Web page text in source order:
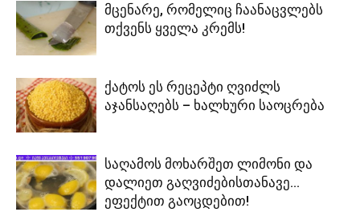
მცენარე, რომელიც ჩაანაცვლებს
თქვენს ყველა კრემს!
ქატოს ეს რეცეპტი ღვიძლს
აჯანსაღებს – ხალხური საოცრება
საღამოს მოხარშეთ ლიმონი და
დალიეთ გაღვიძებისთანავე…
ეფექტით გაოცდებით!